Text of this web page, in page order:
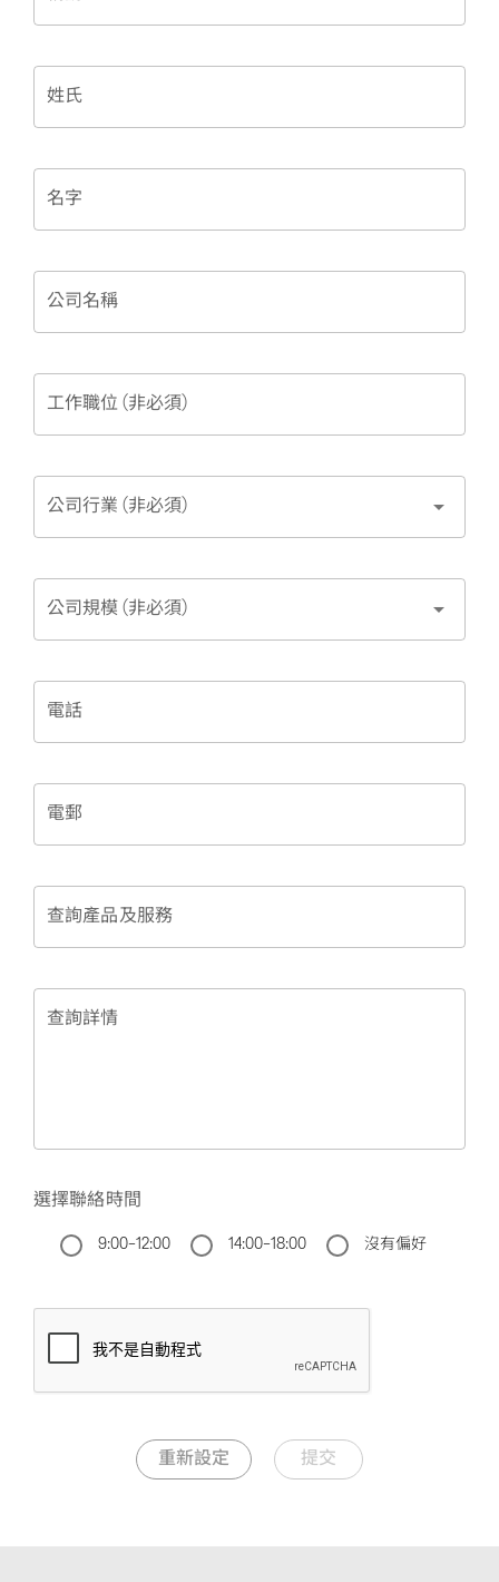
姓氏
名字
公司名稱
工作職位 (非必須)
公司行業 (非必須) arrow_drop_down
公司規模 (非必須) arrow_drop_down
電話
電郵
查詢產品及服務
查詢詳情
選擇聯絡時間
9:00-12:00 14:00-18:00 沒有偏好
重新設定 提交